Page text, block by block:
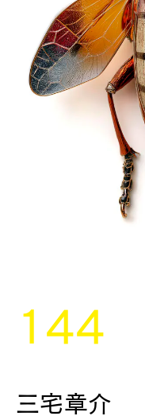
144
三宅章介